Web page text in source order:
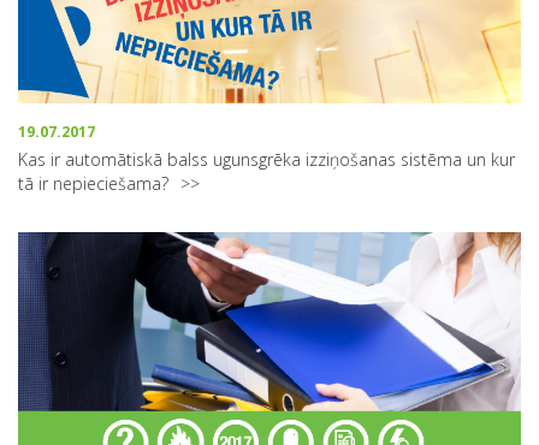
19.07.2017
Kas ir automātiskā balss ugunsgrēka izziņošanas sistēma un kur
tā ir nepieciešama?